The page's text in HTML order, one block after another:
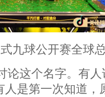
九球公开赛全球
论这个名字。有
人是第一次知道，